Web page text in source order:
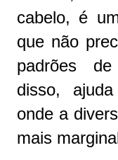
cabelo, é
que não
padrões
disso,
onde a
mais